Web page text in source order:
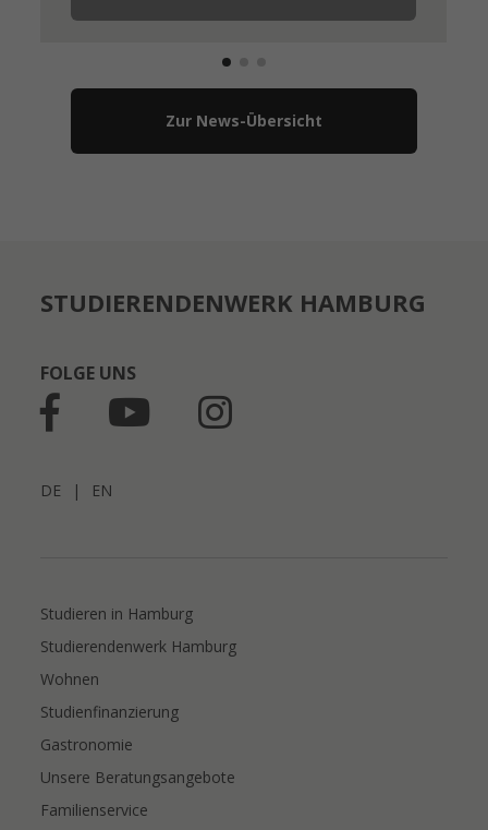
Zur News-Übersicht
STUDIERENDENWERK HAMBURG
FOLGE UNS
DE | EN
Studieren in Hamburg
Studierendenwerk Hamburg
Wohnen
Studienfinanzierung
Gastronomie
Unsere Beratungsangebote
Familienservice